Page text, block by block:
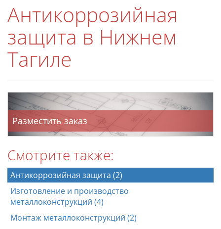
Антикоррозийная
защита в Нижнем
Тагиле
Разместить заказ
Смотрите также:
Антикоррозийная защита (2)
Изготовление и производство
металлоконструкций (4)
Монтаж металлоконструкций (2)